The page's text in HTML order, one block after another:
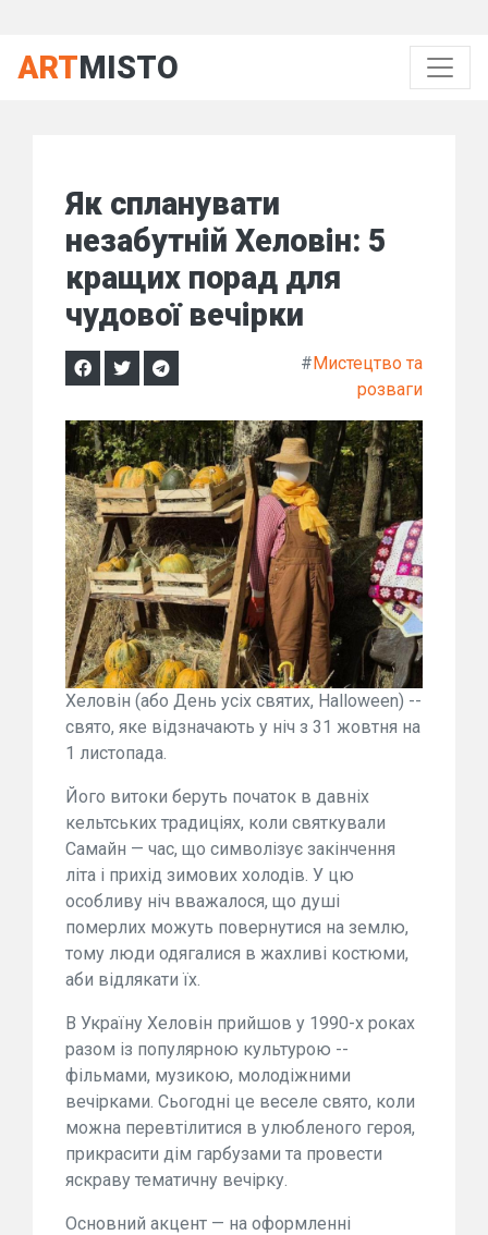
ARTMISTO
Як спланувати
незабутній Хеловін: 5
кращих порад для
чудової вечірки
#Мистецтво та
розваги
Хеловін (або День усіх святих, Halloween) --
свято, яке відзначають у ніч з 31 жовтня на
1 листопада.
Його витоки беруть початок в давніх
кельтських традиціях, коли святкували
Самайн — час, що символізує закінчення
літа і прихід зимових холодів. У цю
особливу ніч вважалося, що душі
померлих можуть повернутися на землю,
тому люди одягалися в жахливі костюми,
аби відлякати їх.
В Україну Хеловін прийшов у 1990-х роках
разом із популярною культурою --
фільмами, музикою, молодіжними
вечірками. Сьогодні це веселе свято, коли
можна перевтілитися в улюбленого героя,
прикрасити дім гарбузами та провести
яскраву тематичну вечірку.
Основний акцент — на оформленні